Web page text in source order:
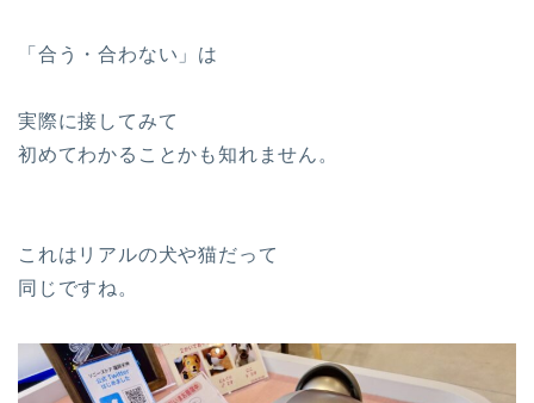
「合う・合わない」は
実際に接してみて
初めてわかることかも知れません。
これはリアルの犬や猫だって
同じですね。